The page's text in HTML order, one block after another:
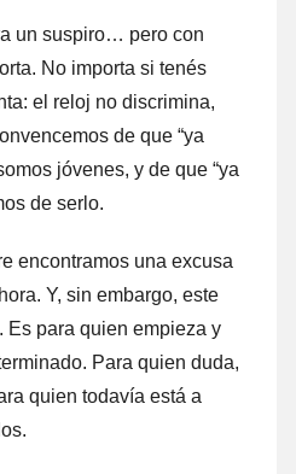
un suspiro… pero con
No importa si tenés
el reloj no discrimina,
de que “ya
jóvenes, y de que “ya
de serlo.
encontramos una excusa
Y, sin embargo, este
Es para quien empieza y
Para quien duda,
quien todavía está a